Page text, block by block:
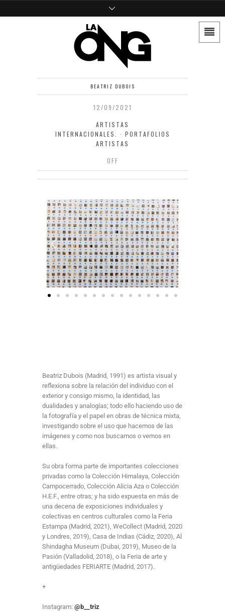
BEATRIZ DUBOIS
12/09/2021
ARTISTAS
INTERNACIONALES.
· PORTAFOLIOS
ARTISTAS
OFF
Beatriz Dubois (Madrid, 1991) es artista visual y
reflexiona sobre la relación del individuo con el
exterior y consigo mismo, la identidad, las
dualidades y analogías; todo ello haciendo uso de
la fotografía y el papel en obras de técnica mixta,
investigando sobre el uso que hacemos de las
imágenes y como nos buscamos o vemos en
ellas.
Su obra forma parte de importantes colecciones
privadas como la Colección Himalaya, Colección
Campocerrado, Colección Alicia Aza o Colección
H.E.F., entre otras; y ha sido expuesta en más de
una decena de exposiciones individuales y
colectivas en centros culturales como la Feria
Estampa (Madrid, 2021), WeCollect (Madrid, 2020
y Londres, 2019), Casa de Indias (Cádiz, 2020), Al
Shindagha Museum (Dubai, 2019), Museo de la
Pasión (Valladolid, 2018), o la Feria de arte y
antigüedades FERIARTE (Madrid, 2017).
+
Instagram: @ b__triz